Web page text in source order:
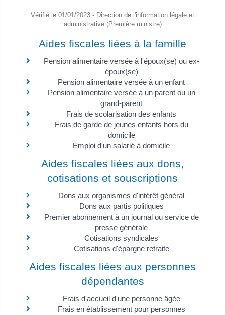
Vérifié le 01/01/2023 - Direction de l'information légale et
administrative (Première ministre)
Aides fiscales liées à la famille
Pension alimentaire versée à l'époux(se) ou ex-
époux(se)
Pension alimentaire versée à un enfant
Pension alimentaire versée à un parent ou un
grand-parent
Frais de scolarisation des enfants
Frais de garde de jeunes enfants hors du
domicile
Emploi d'un salarié à domicile
Aides fiscales liées aux dons,
cotisations et souscriptions
Dons aux organismes d'intérêt général
Dons aux partis politiques
Premier abonnement à un journal ou service de
presse générale
Cotisations syndicales
Cotisations d'épargne retraite
Aides fiscales liées aux personnes
dépendantes
Frais d'accueil d'une personne âgée
Frais en établissement pour personnes